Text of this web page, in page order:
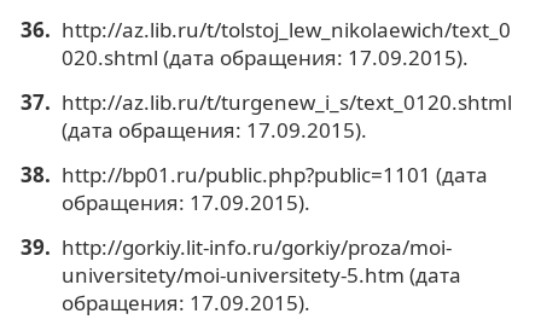
http://az.lib.ru/t/tolstoj_lew_nikolaewich/text_0
020.shtml (дата обращения: 17.09.2015).
http://az.lib.ru/t/turgenew_i_s/text_0120.shtml
(дата обращения: 17.09.2015).
http://bp01.ru/public.php?public=1101 (дата
обращения: 17.09.2015).
http://gorkiy.lit-info.ru/gorkiy/proza/moi-
universitety/moi-universitety-5.htm (дата
обращения: 17.09.2015).